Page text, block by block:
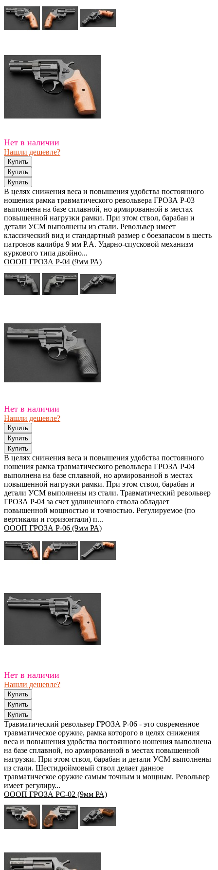
Нет в наличии
Нашли дешевле?
В целях снижения веса и повышения удобства постоянного
ношения рамка травматического револьвера ГРОЗА Р-03
выполнена на базе сплавной, но армированной в местах
повышенной нагрузки рамки. При этом ствол, барабан и
детали УСМ выполнены из стали. Револьвер имеет
классический вид и стандартный размер с боезапасом в шесть
патронов калибра 9 мм P.A. Ударно-спусковой механизм
куркового типа двойно...
ОООП ГРОЗА Р-04 (9мм РА)
Нет в наличии
Нашли дешевле?
В целях снижения веса и повышения удобства постоянного
ношения рамка травматического револьвера ГРОЗА Р-04
выполнена на базе сплавной, но армированной в местах
повышенной нагрузки рамки. При этом ствол, барабан и
детали УСМ выполнены из стали. Травматический револьвер
ГРОЗА Р-04 за счет удлиненного ствола обладает
повышенной мощностью и точностью. Регулируемое (по
вертикали и горизонтали) п...
ОООП ГРОЗА Р-06 (9мм РА)
Нет в наличии
Нашли дешевле?
Травматический револьвер ГРОЗА Р-06 - это современное
травматическое оружие, рамка которого в целях снижения
веса и повышения удобства постоянного ношения выполнена
на базе сплавной, но армированной в местах повышенной
нагрузки. При этом ствол, барабан и детали УСМ выполнены
из стали. Шестидюймовый ствол делает данное
травматическое оружие самым точным и мощным. Револьвер
имеет регулиру...
ОООП ГРОЗА РС-02 (9мм РА)